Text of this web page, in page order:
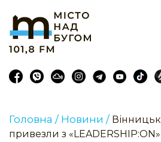
Головна / Новини /
привезли з «LEADERSHIP:ON»